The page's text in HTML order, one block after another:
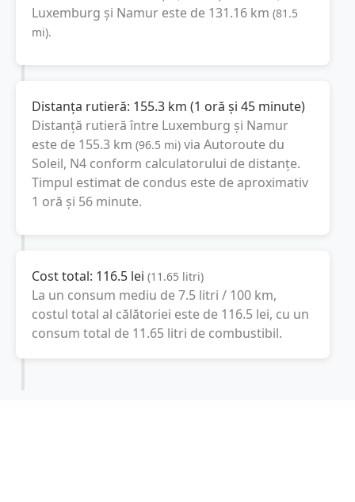
Luxemburg și Namur este de 131.16 km (81.5
mi).
Distanța rutieră: 155.3 km (1 oră și 45 minute)
Distanță rutieră între Luxemburg și Namur
este de 155.3 km (96.5 mi) via Autoroute du
Soleil, N4 conform calculatorului de distanțe.
Timpul estimat de condus este de aproximativ
1 oră și 56 minute.
Cost total: 116.5 lei (11.65 litri)
La un consum mediu de7.5 litri / 100 km,
costul total al călătoriei este de 116.5 lei, cu un
consum total de 11.65 litri de combustibil.